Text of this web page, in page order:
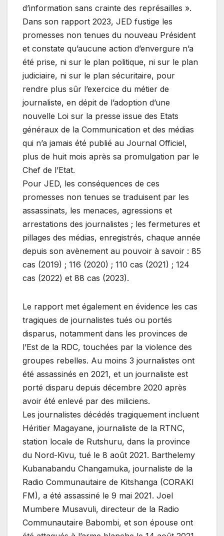
d’information sans crainte des représailles ».
Dans son rapport 2023, JED fustige les
promesses non tenues du nouveau Président
et constate qu’aucune action d’envergure n’a
été prise, ni sur le plan politique, ni sur le plan
judiciaire, ni sur le plan sécuritaire, pour
rendre plus sûr l’exercice du métier de
journaliste, en dépit de l’adoption d’une
nouvelle Loi sur la presse issue des Etats
généraux de la Communication et des médias
qui n’a jamais été publié au Journal Officiel,
plus de huit mois après sa promulgation par le
Chef de l’Etat.
Pour JED, les conséquences de ces
promesses non tenues se traduisent par les
assassinats, les menaces, agressions et
arrestations des journalistes ; les fermetures et
pillages des médias, enregistrés, chaque année
depuis son avènement au pouvoir à savoir : 85
cas (2019) ; 116 (2020) ; 110 cas (2021) ; 124
cas (2022) et 88 cas (2023).
Le rapport met également en évidence les cas
tragiques de journalistes tués ou portés
disparus, notamment dans les provinces de
l’Est de la RDC, touchées par la violence des
groupes rebelles. Au moins 3 journalistes ont
été assassinés en 2021, et un journaliste est
porté disparu depuis décembre 2020 après
avoir été enlevé par des miliciens.
Les journalistes décédés tragiquement incluent
Héritier Magayane, journaliste de la RTNC,
station locale de Rutshuru, dans la province
du Nord-Kivu, tué le 8 août 2021. Barthelemy
Kubanabandu Changamuka, journaliste de la
Radio Communautaire de Kitshanga (CORAKI
FM), a été assassiné le 9 mai 2021. Joel
Mumbere Musavuli, directeur de la Radio
Communautaire Babombi, et son épouse ont